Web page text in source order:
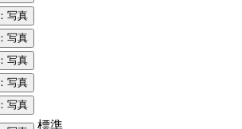
：写真
：写真
：写真
：写真
：写真
標準